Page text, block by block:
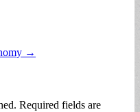
→
Required fields are